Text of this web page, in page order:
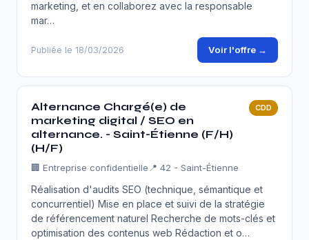
marketing, et en collaborez avec la responsable
mar…
Publiée le 18/03/2026 Voir l'offre →
Alternance Chargé(e) de
marketing digital / SEO en
alternance. - Saint-Étienne (F/H)
(H/F)
CDD
🏢 Entreprise confidentielle 📍 42 - Saint-Étienne
Réalisation d'audits SEO (technique, sémantique et
concurrentiel) Mise en place et suivi de la stratégie
de référencement naturel Recherche de mots-clés et
optimisation des contenus web Rédaction et o…